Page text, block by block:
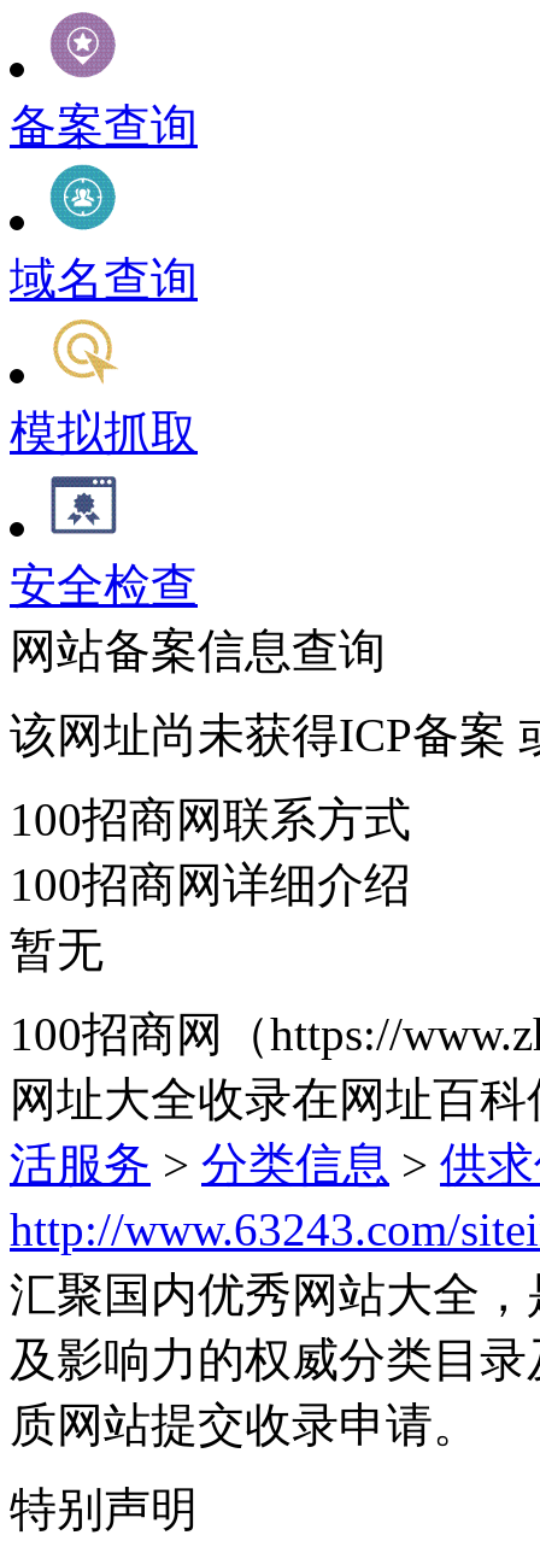
备案查询
域名查询
模拟抓取
安全检查
网站备案信息查询
该网址尚未获得ICP备案
100招商网联系方式
100招商网详细介绍
暂无
100招商网（https://
网址大全收录在网址百
活服务 > 分类信息 > 供
http://www.63243.com/
汇聚国内优秀网站大全
及影响力的权威分类目
质网站提交收录申请。
特别声明